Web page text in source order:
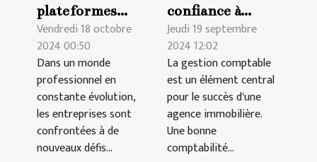
plateformes
digitales
révolutionnent
la gestion des
formations en
entreprise
Vendredi 18 octobre
2024 00:50
Dans un monde
professionnel en
constante évolution,
les entreprises sont
confrontées à de
nouveaux défis...
confiance à
Blindtrust pour
la comptabilité
de votre agence
immobilière ?
Jeudi 19 septembre
2024 12:02
La gestion comptable
est un élément central
pour le succès d'une
agence immobilière.
Une bonne
comptabilité...